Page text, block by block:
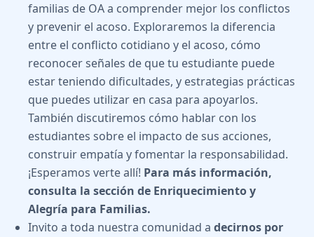
familias de OA a comprender mejor los conflictos
y prevenir el acoso. Exploraremos la diferencia
entre el conflicto cotidiano y el acoso, cómo
reconocer señales de que tu estudiante puede
estar teniendo dificultades, y estrategias prácticas
que puedes utilizar en casa para apoyarlos.
También discutiremos cómo hablar con los
estudiantes sobre el impacto de sus acciones,
construir empatía y fomentar la responsabilidad.
¡Esperamos verte allí! Para más información,
consulta la sección de Enriquecimiento y
Alegría para Familias.
Invito a toda nuestra comunidad a decirnos por